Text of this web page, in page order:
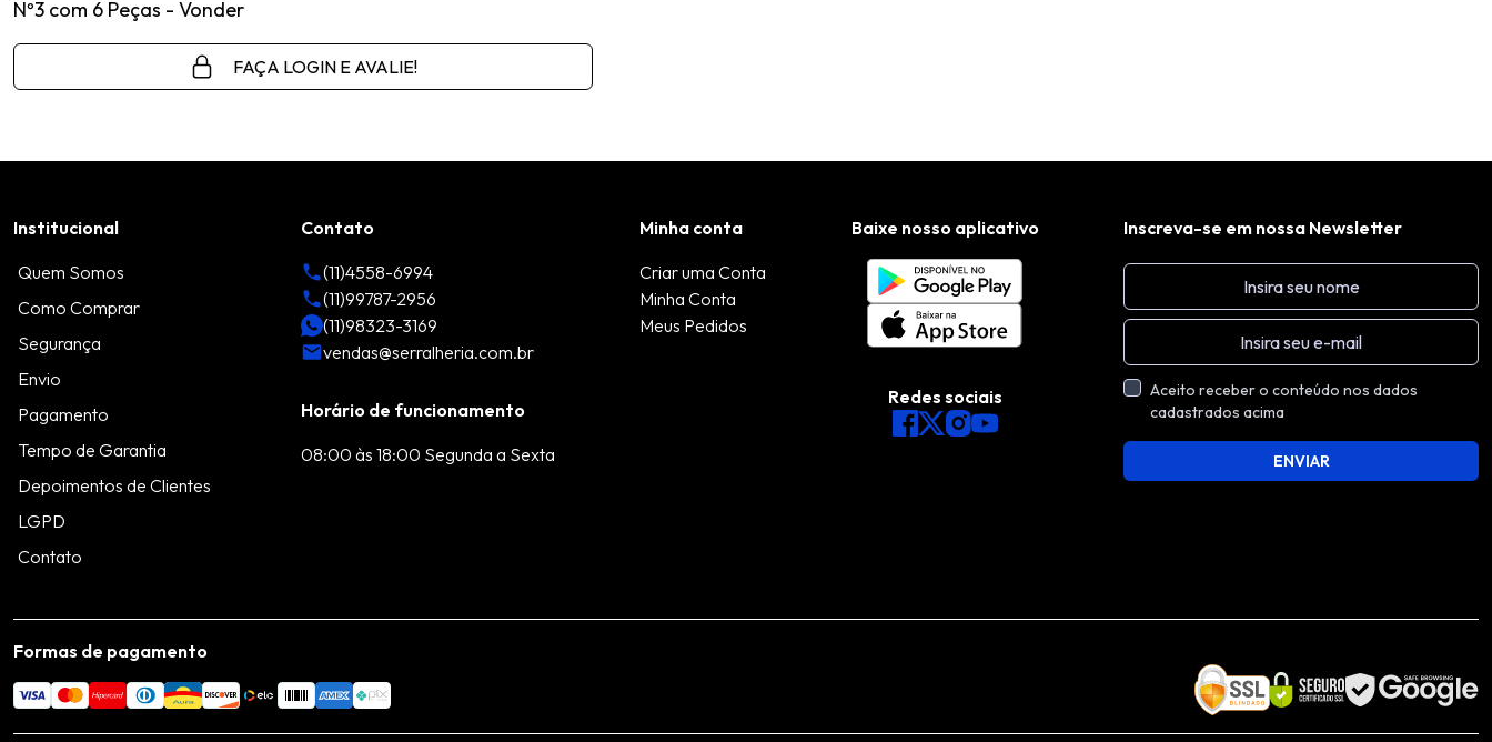
Nº3 com 6 Peças - Vonder
FAÇA LOGIN E AVALIE!
Institucional
Quem Somos
Como Comprar
Segurança
Envio
Pagamento
Tempo de Garantia
Depoimentos de Clientes
LGPD
Contato
Contato
(11)4558-6994
(11)99787-2956
(11)98323-3169
vendas@serralheria.com.br
Horário de funcionamento
08:00 às 18:00 Segunda a Sexta
Minha conta
Criar uma Conta
Minha Conta
Meus Pedidos
Baixe nosso aplicativo
Redes sociais
Inscreva-se em nossa Newsletter
Aceito receber o conteúdo nos dados
cadastrados acima
ENVIAR
Formas de pagamento